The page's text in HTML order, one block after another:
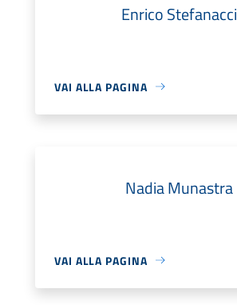
Enrico Stefanacci
VAI ALLA PAGINA
Nadia Munastra
VAI ALLA PAGINA